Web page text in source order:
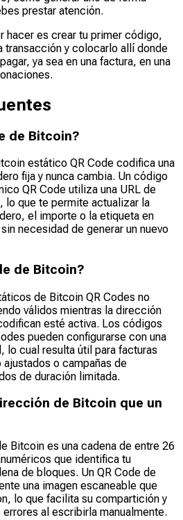
prestar atención.
hacer es crear tu primer código,
transacción y colocarlo allí donde
ya sea en una factura, en una
de Bitcoin?
estático QR Code codifica una
fija y nunca cambia. Un código
QR Code utiliza una URL de
lo que te permite actualizar la
el importe o la etiqueta en
necesidad de generar un nuevo
de Bitcoin?
de Bitcoin QR Codes no
válidos mientras la dirección
esté activa. Los códigos
pueden configurarse con una
lo cual resulta útil para facturas
o campañas de
de duración limitada.
de Bitcoin que un
Bitcoin es una cadena de entre 26
que identifica tu
de bloques. Un QR Code de
una imagen escaneable que
lo que facilita su compartición y
al escribirla manualmente.